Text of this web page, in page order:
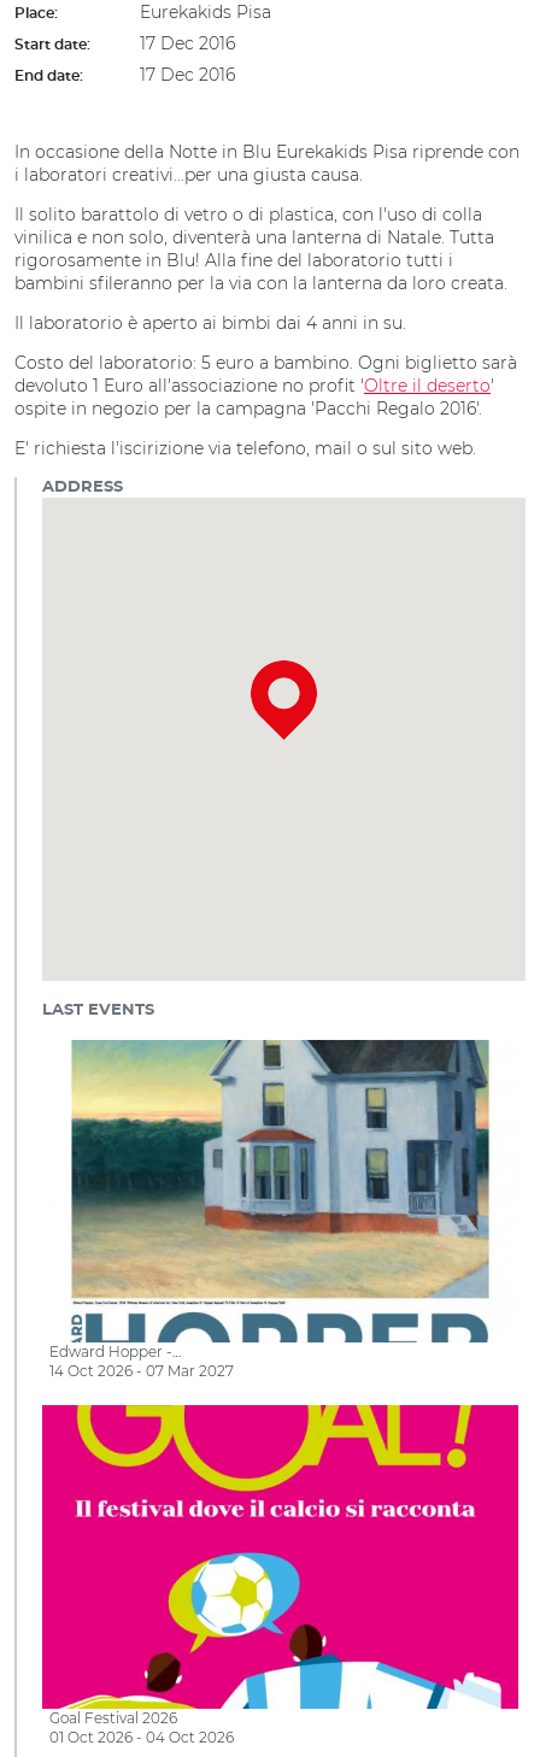
Place: Eurekakids Pisa
Start date: 17 Dec 2016
End date: 17 Dec 2016
In occasione della Notte in Blu Eurekakids Pisa riprende con
i laboratori creativi...per una giusta causa.
Il solito barattolo di vetro o di plastica, con l'uso di colla
vinilica e non solo, diventerà una lanterna di Natale. Tutta
rigorosamente in Blu! Alla fine del laboratorio tutti i
bambini sfileranno per la via con la lanterna da loro creata.
Il laboratorio è aperto ai bimbi dai 4 anni in su.
Costo del laboratorio: 5 euro a bambino. Ogni biglietto sarà
devoluto 1 Euro all'associazione no profit 'Oltre il deserto'
ospite in negozio per la campagna 'Pacchi Regalo 2016'.
E' richiesta l'iscirizione via telefono, mail o sul sito web.
ADDRESS
LAST EVENTS
Edward Hopper -…
14 Oct 2026 - 07 Mar 2027
Goal Festival 2026
01 Oct 2026 - 04 Oct 2026